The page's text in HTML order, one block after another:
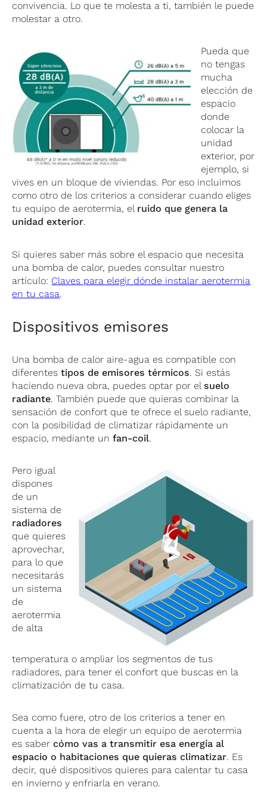
convivencia. Lo que te molesta a ti, también le puede
molestar a otro.
Pueda que
no tengas
mucha
elección de
espacio
donde
colocar la
unidad
exterior, por
ejemplo, si
vives en un bloque de viviendas. Por eso incluimos
como otro de los criterios a considerar cuando eliges
tu equipo de aerotermia, el ruido que genera la
unidad exterior.
Si quieres saber más sobre el espacio que necesita
una bomba de calor, puedes consultar nuestro
artículo: Claves para elegir dónde instalar aerotermia
en tu casa.
Dispositivos emisores
Una bomba de calor aire-agua es compatible con
diferentestipos de emisores térmicos. Si estás
haciendo nueva obra, puedes optar por elsuelo
radiante. También puede que quieras combinar la
sensación de confort que te ofrece el suelo radiante,
con la posibilidad de climatizar rápidamente un
espacio, mediante unfan-coil.
Pero igual
dispones
de un
sistema de
radiadores
que quieres
aprovechar,
para lo que
necesitarás
un sistema
de
aerotermia
de alta
temperatura o ampliar los segmentos de tus
radiadores, para tener el confort que buscas en la
climatización de tu casa.
Sea como fuere, otro de los criterios a tener en
cuenta a la hora de elegir un equipo de aerotermia
es sabercómo vas a transmitir esa energía al
espacio o habitaciones que quieras climatizar. Es
decir, qué dispositivos quieres para calentar tu casa
en invierno y enfriarla en verano.